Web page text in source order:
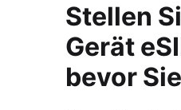
Stellen
Gerät
bevor